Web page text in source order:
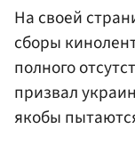
На своей
сборы
полного
призвал
якобы